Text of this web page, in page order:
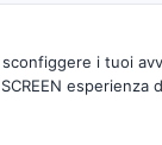
sconfiggere i tuoi
esperienza